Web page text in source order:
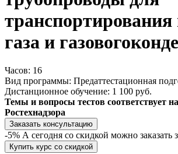
газа и
Часов: 16
Вид программы: Предаттестационная
Дистанционное обучение: 1 100 руб.
Темы и вопросы тестов соответствует
Ростехнадзора
Заказать консультацию
-5% А сегодня со скидкой можно заказать
Купить курс со скидкой